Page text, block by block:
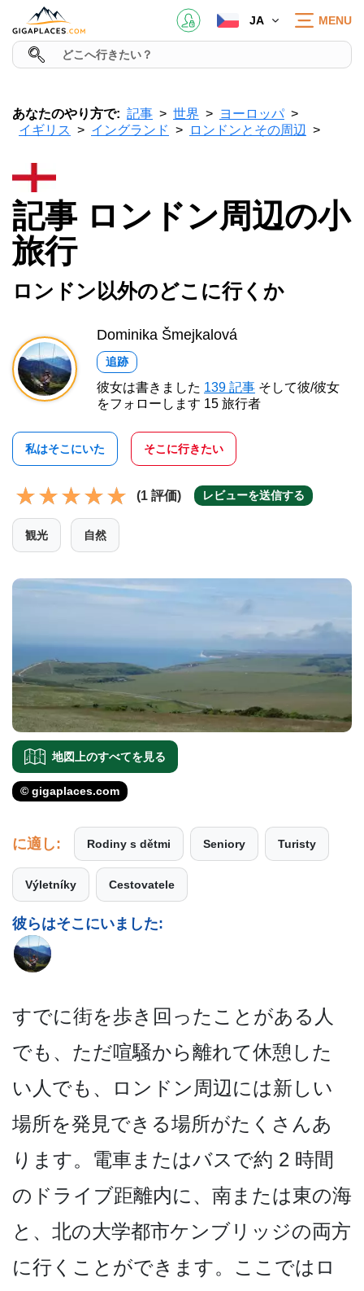
JA MENU
あなたのやり方で: 記事 世界
ヨーロッパ
イギリス
イングランド ロンドンとその周辺
記事 ロンドン周辺の小
旅行
ロンドン以外のどこに行くか
Dominika Šmejkalová
追跡
彼女は書きました 139 記事 そして彼/彼女
をフォローします 15 旅行者
私はそこにいた そこに行きたい
(1 評価) レビューを送信する
観光 自然
地図上のすべてを見る
© gigaplaces.com
に適し: Rodiny s dětmi Seniory Turisty
Výletníky Cestovatele
彼らはそこにいました:
すでに街を歩き回ったことが­ある人
でも、ただ喧騒から離れて休憩した
い人でも、­ロンドン周辺には新しい
場所を発見できる場所がたく­さんあ
ります。電車またはバスで約 2 時間
のドライブ距離内に、南­または東の海
と、北の大学都市ケンブリッジの両方
に­行くことができます。ここではロ